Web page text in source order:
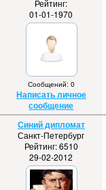
Рейтинг:
01-01-1970
Сообщений: 0
Написать личное
сообщение
Синий дипломат
Санкт-Петербург
Рейтинг: 6510
29-02-2012